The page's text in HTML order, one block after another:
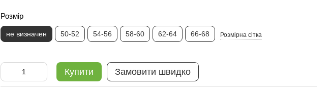
Розмір
не визначен 50-52 54-56 58-60 62-64 66-68 Розмірна сітка
Купити Замовити швидко